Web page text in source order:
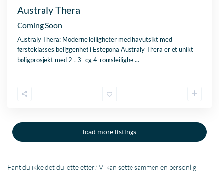
Australy Thera
Coming Soon
Australy Thera: Moderne leiligheter med havutsikt med
førsteklasses beliggenhet i Estepona Australy Thera er et unikt
boligprosjekt med 2-, 3- og 4-romsleilighe...
load more listings
Fant du ikke det du lette etter? Vi kan sette sammen en personlig